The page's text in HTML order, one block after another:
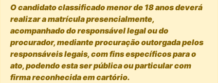
O candidato classificado menor de 18 anos deverá
realizar a matrícula presencialmente,
acompanhado do responsável legal ou do
procurador, mediante procuração outorgada pelos
responsáveis legais, com fins específicos para o
ato, podendo esta ser pública ou particular com
firma reconhecida em cartório.